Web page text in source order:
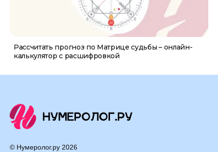
Рассчитать прогноз по Матрице судьбы – онлайн-
калькулятор с расшифровкой
© Нумеролог.ру 2026